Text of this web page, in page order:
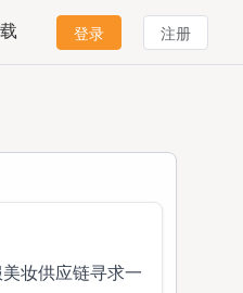
登录 注册
妆供应链寻求一